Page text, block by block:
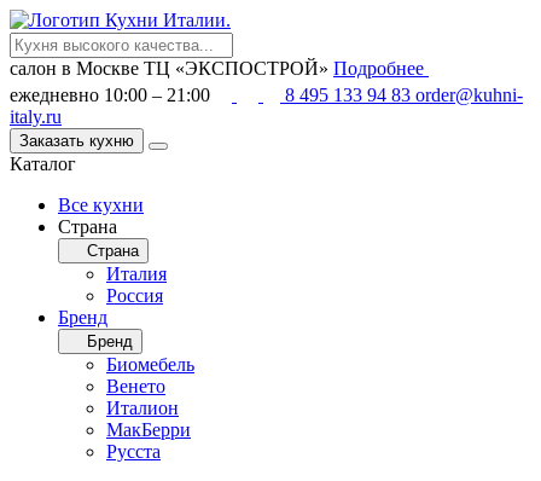
салон в Москве ТЦ «ЭКСПОСТРОЙ» Подробнее
ежедневно 10:00 – 21:00
8 495 133 94 83 order@kuhni-
italy.ru
Заказать кухню
Каталог
Все кухни
Страна
Страна
Италия
Россия
Бренд
Бренд
Биомебель
Венето
Италион
МакБерри
Русста